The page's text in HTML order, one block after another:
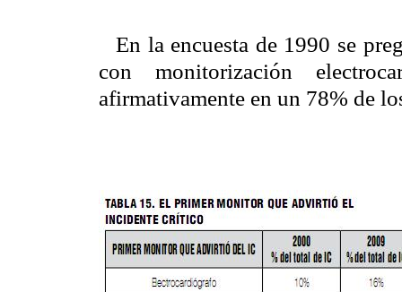
En la encuesta de 1990 se
con monitorización
afirmativamente en un 78% de